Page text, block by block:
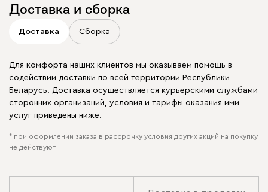
Доставка и сборка
Доставка Сборка
Для комфорта наших клиентов мы оказываем помощь в
содействии доставки по всей территории Республики
Беларусь. Доставка осуществляется курьерскими службами
сторонних организаций, условия и тарифы оказания ими
услуг приведены ниже.
* при оформлении заказа в рассрочку условия других акций на покупку
не действуют.